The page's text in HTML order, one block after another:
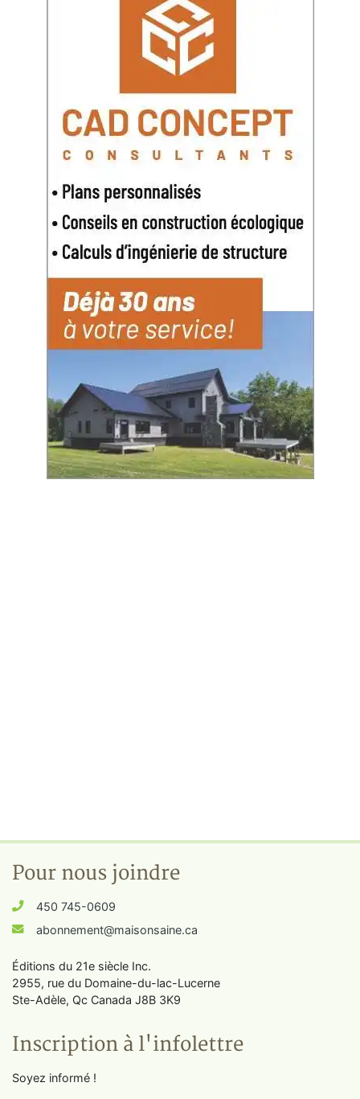
Pour nous joindre
450 745-0609
abonnement@maisonsaine.ca
Éditions du 21e siècle Inc.
2955, rue du Domaine-du-lac-Lucerne
Ste-Adèle, Qc Canada J8B 3K9
Inscription à l'infolettre
Soyez informé !